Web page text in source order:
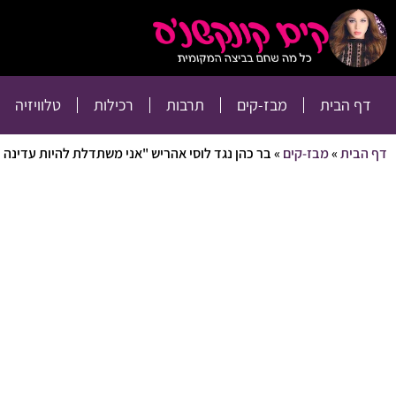
דף הבית מבז-קים תרבות רכילות טלוויזיה
דף הבית»מבז-קים »בר כהן נגד לוסי אהריש "אני משתדלת להיות עדינה